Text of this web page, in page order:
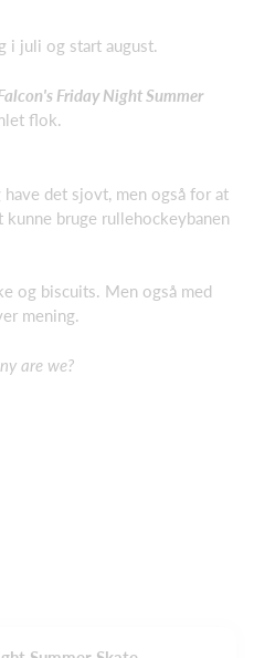
i juli og start august.
Friday Night Summer
flok.
det sjovt, men også for at
bruge rullehockeybanen
og biscuits. Men også med
mening.
are we?